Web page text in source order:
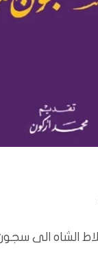
الشاه الى سجون